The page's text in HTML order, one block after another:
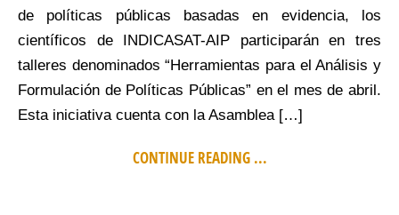
de políticas públicas basadas en evidencia, los
científicos de INDICASAT-AIP participarán en tres
talleres denominados “Herramientas para el Análisis y
Formulación de Políticas Públicas” en el mes de abril.
Esta iniciativa cuenta con la Asamblea […]
CONTINUE READING ...